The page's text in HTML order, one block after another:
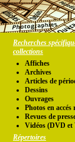
Recherches
collections
Affiches
Archives
Articles de
Dessins
Ouvrages
Photos en accés
Revues de
Vidéos (DVD et
Répertoires